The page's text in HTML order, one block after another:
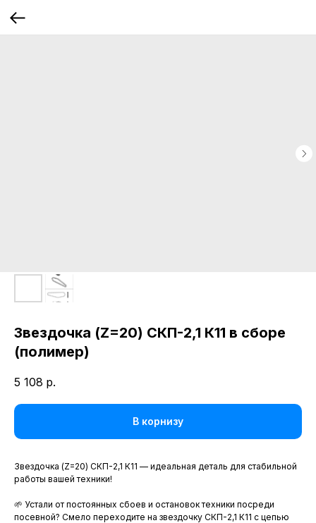
Звездочка (Z=20) СКП-2,1 К11 в сборе
(полимер)
5 108 р.
В корнизу
Звездочка (Z=20) СКП-2,1 К11 — идеальная деталь для стабильной
работы вашей техники!
🌱 Устали от постоянных сбоев и остановок техники посреди
посевной? Смело переходите на звездочку СКП-2,1 К11 с цепью